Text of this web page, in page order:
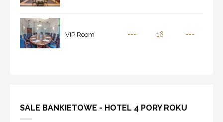
VIP Room --- 16 ---
SALE BANKIETOWE - HOTEL 4 PORY ROKU